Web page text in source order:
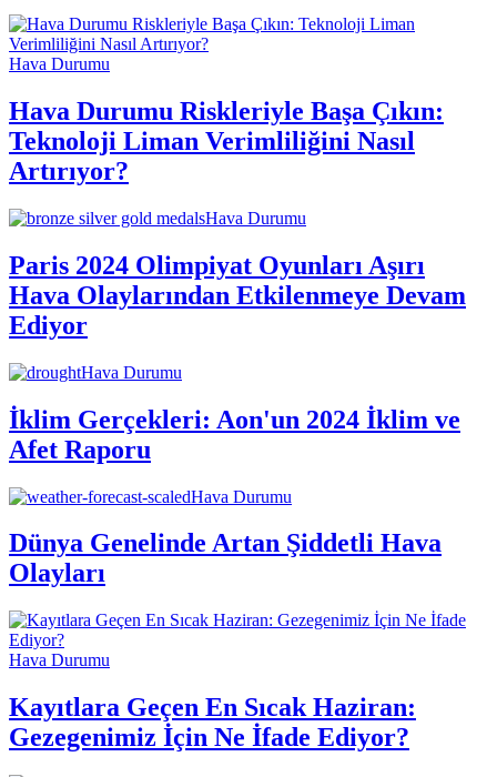
Hava Durumu
Hava Durumu Riskleriyle Başa Çıkın:
Teknoloji Liman Verimliliğini Nasıl
Artırıyor?
Hava Durumu
Paris 2024 Olimpiyat Oyunları Aşırı
Hava Olaylarından Etkilenmeye Devam
Ediyor
Hava Durumu
İklim Gerçekleri: Aon'un 2024 İklim ve
Afet Raporu
Hava Durumu
Dünya Genelinde Artan Şiddetli Hava
Olayları
Hava Durumu
Kayıtlara Geçen En Sıcak Haziran:
Gezegenimiz İçin Ne İfade Ediyor?